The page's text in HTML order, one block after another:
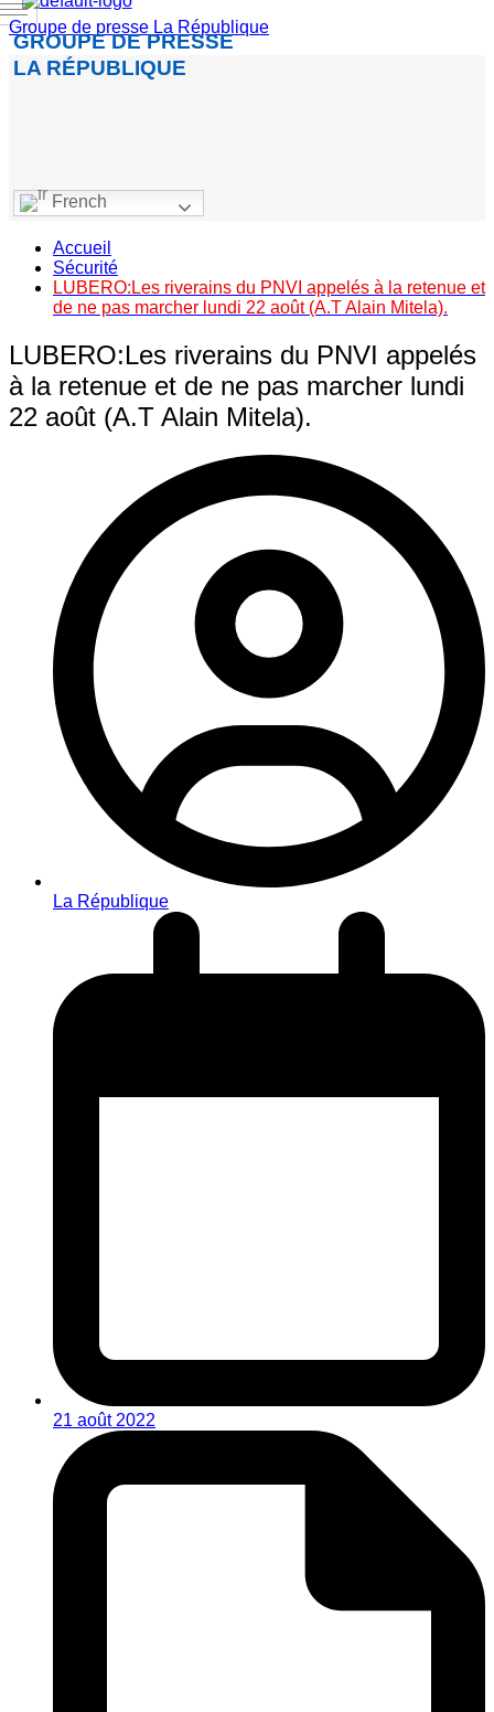
Groupe de presse La République
GROUPE DE PRESSE
LA RÉPUBLIQUE
French
Accueil
Sécurité
LUBERO:Les riverains du PNVI appelés à la retenue et
de ne pas marcher lundi 22 août (A.T Alain Mitela).
LUBERO:Les riverains du PNVI appelés
à la retenue et de ne pas marcher lundi
22 août (A.T Alain Mitela).
La République
21 août 2022